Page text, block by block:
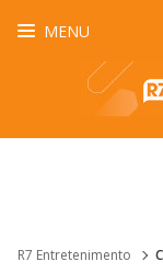
MENU
R7 Entretenimento